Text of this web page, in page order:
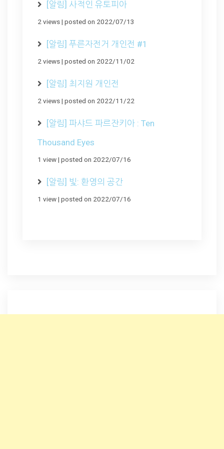
[알림] 사적인 유토피아
2 views| posted on 2022/07/13
[알림] 푸른자전거 개인전 #1
2 views| posted on 2022/11/02
[알림] 최지원 개인전
2 views| posted on 2022/11/22
[알림] 파샤드 파르잔키아 : Ten
Thousand Eyes
1 view| posted on 2022/07/16
[알림] 빛: 환영의 공간
1 view| posted on 2022/07/16